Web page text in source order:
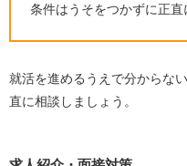
条件はうそをつかずに正直
就活を進めるうえで分からな
直に相談しましょう。